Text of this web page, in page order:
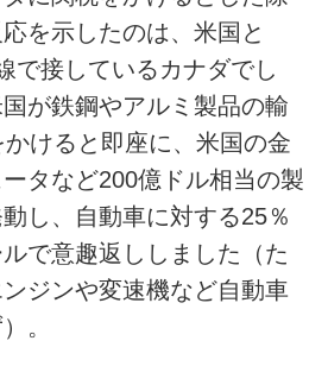
を示したのは、米国と
で接しているカナダでし
が鉄鋼やアルミ製品の輸
けると即座に、米国の金
タなど200億ドル相当の製
し、自動車に対する25％
で意趣返ししました（た
ジンや変速機など自動車
。